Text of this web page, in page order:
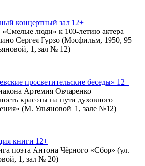
концертный зал 12+
«Смелые люди» к 100-летию актера
Сергея Гурзо (Мосфильм, 1950, 95
1, зал № 12)
просветительские беседы» 12+
Артемия Овчаренко
красоты на пути духовного
(М. Ульяновой, 1, зале №12)
книги 12+
поэта Антона Чёрного «Сбор» (ул.
1, зал № 20)